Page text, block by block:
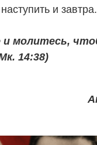
и
молитесь,
14:38)